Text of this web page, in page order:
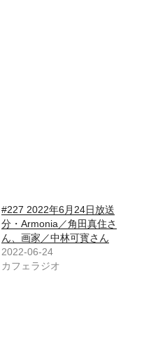
#227 2022年6月24日放送
分・Armonia／角田真住さ
ん、画家／中林可寳さん
2022-06-24
カフェラジオ